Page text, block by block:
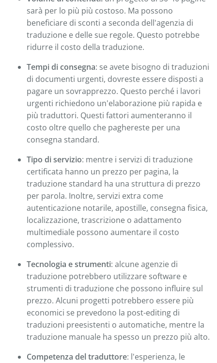
sarà per lo più più costoso. Ma possono
beneficiare di sconti a seconda dell'agenzia di
traduzione e delle sue regole. Questo potrebbe
ridurre il costo della traduzione.
Tempi di consegna: se avete bisogno di traduzioni
di documenti urgenti, dovreste essere disposti a
pagare un sovrapprezzo. Questo perché i lavori
urgenti richiedono un'elaborazione più rapida e
più traduttori. Questi fattori aumenteranno il
costo oltre quello che paghereste per una
consegna standard.
Tipo di servizio: mentre i servizi di traduzione
certificata hanno un prezzo per pagina, la
traduzione standard ha una struttura di prezzo
per parola. Inoltre, servizi extra come
autenticazione notarile, apostille, consegna fisica,
localizzazione, trascrizione o adattamento
multimediale possono aumentare il costo
complessivo.
Tecnologia e strumenti: alcune agenzie di
traduzione potrebbero utilizzare software e
strumenti di traduzione che possono influire sul
prezzo. Alcuni progetti potrebbero essere più
economici se prevedono la post-editing di
traduzioni preesistenti o automatiche, mentre la
traduzione manuale ha spesso un prezzo più alto.
Competenza del traduttore: l'esperienza, le